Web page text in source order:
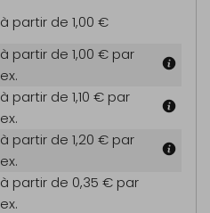
à partir de 1,00 €
à partir de 1,00 € par
ex.
à partir de 1,10 € par
ex.
à partir de 1,20 € par
ex.
à partir de 0,35 € par
ex.